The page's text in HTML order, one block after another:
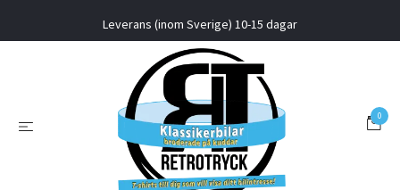
Leverans (inom Sverige) 10-15 dagar
0